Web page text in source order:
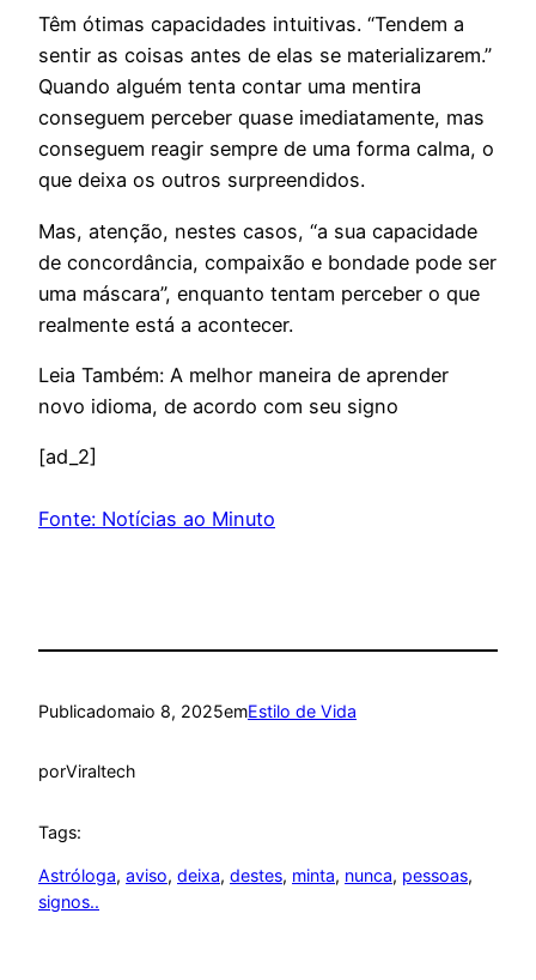
Têm ótimas capacidades intuitivas. “Tendem a
sentir as coisas antes de elas se materializarem.”
Quando alguém tenta contar uma mentira
conseguem perceber quase imediatamente, mas
conseguem reagir sempre de uma forma calma, o
que deixa os outros surpreendidos.
Mas, atenção, nestes casos, “a sua capacidade
de concordância, compaixão e bondade pode ser
uma máscara”, enquanto tentam perceber o que
realmente está a acontecer.
Leia Também: A melhor maneira de aprender
novo idioma, de acordo com seu signo
[ad_2]
Fonte: Notícias ao Minuto
Publicadomaio 8, 2025emEstilo de Vida
porViraltech
Tags:
Astróloga, aviso, deixa, destes, minta, nunca, pessoas
signos..